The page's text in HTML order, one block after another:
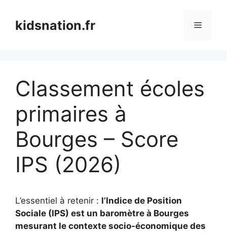
contenukidsnation.fr Menu
Classement écoles
primaires à
Bourges – Score
IPS (2026)
L’essentiel à retenir : l’Indice de Position
Sociale (IPS) est un baromètre à Bourges
mesurant le contexte socio-économique des